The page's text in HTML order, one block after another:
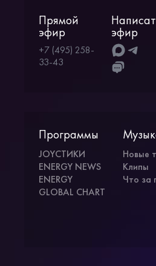
Прямой
эфир
+7 (495) 258-
33-43
эфир
Программы
JOYСТИКИ
ENERGY NEWS
ENERGY
GLOBAL CHART
Новые
Клипы
Что за